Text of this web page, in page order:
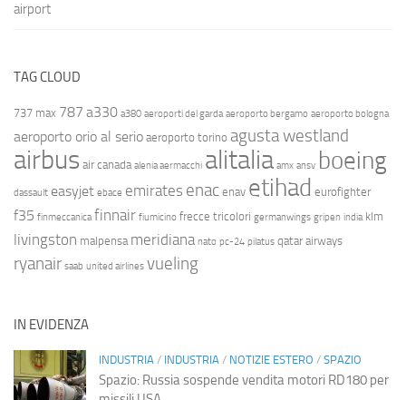
airport
TAG CLOUD
737 max 787 a330 a380 aeroporti del garda aeroporto bergamo aeroporto bologna
aeroporto orio al serio aeroporto torino agusta westland
airbus air canada alenia aermacchi alitalia amx ansv boeing
dassault easyjet ebace emirates enac enav etihad eurofighter
f35 finmeccanica finnair fiumicino frecce tricolori germanwings gripen india klm
livingston malpensa meridiana nato pc-24 pilatus qatar airways
ryanair saab united airlines vueling
IN EVIDENZA
INDUSTRIA / INDUSTRIA / NOTIZIE ESTERO / SPAZIO
Spazio: Russia sospende vendita motori RD180 per